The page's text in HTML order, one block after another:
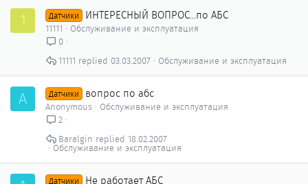
1 Датчики ИНТЕРЕСНЫЙ ВОПРОС...по АБС
11111
Обслуживание и эксплуатация
0
Обслуживание и эксплуатация
03.03.2007
11111
A Датчики вопрос по абс
Anonymous
Обслуживание и эксплуатация
2
Обслуживание и эксплуатация
18.02.2007
Baralgin
Датчики Не работает АБС